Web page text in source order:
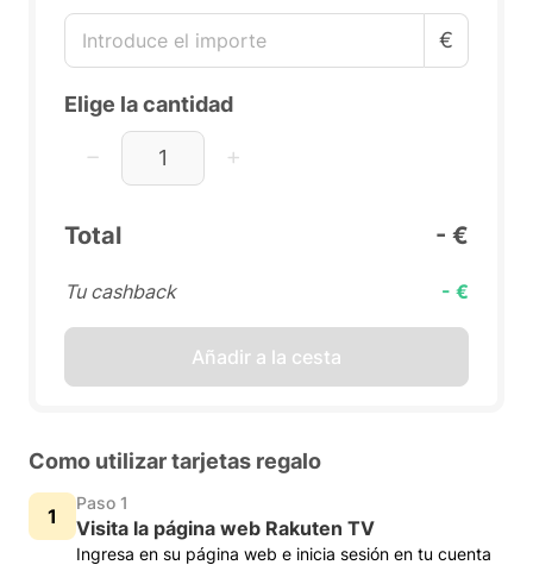
€
Elige la cantidad
Total - €
Tu cashback - €
Añadir a la cesta
Como utilizar tarjetas regalo
Paso 1
Visita la página web Rakuten TV
Ingresa en su página web e inicia sesión en tu cuenta